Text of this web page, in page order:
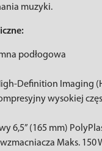
muzyki.
podłogowa
Definition Imaging
wysokiej
6,5” (165 mm)
Maks. 150